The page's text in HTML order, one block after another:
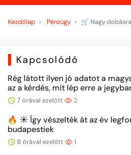
Kezdőlap Pénzügy 🛒 Nagy
Kapcsolódó
Rég látott ilyen jó adatot a
az a kérdés, mit lép erre a
7 órával ezelőtt 2
🔥 ☀️ Így vészelték át az év
budapestiek
8 órával ezelőtt 1